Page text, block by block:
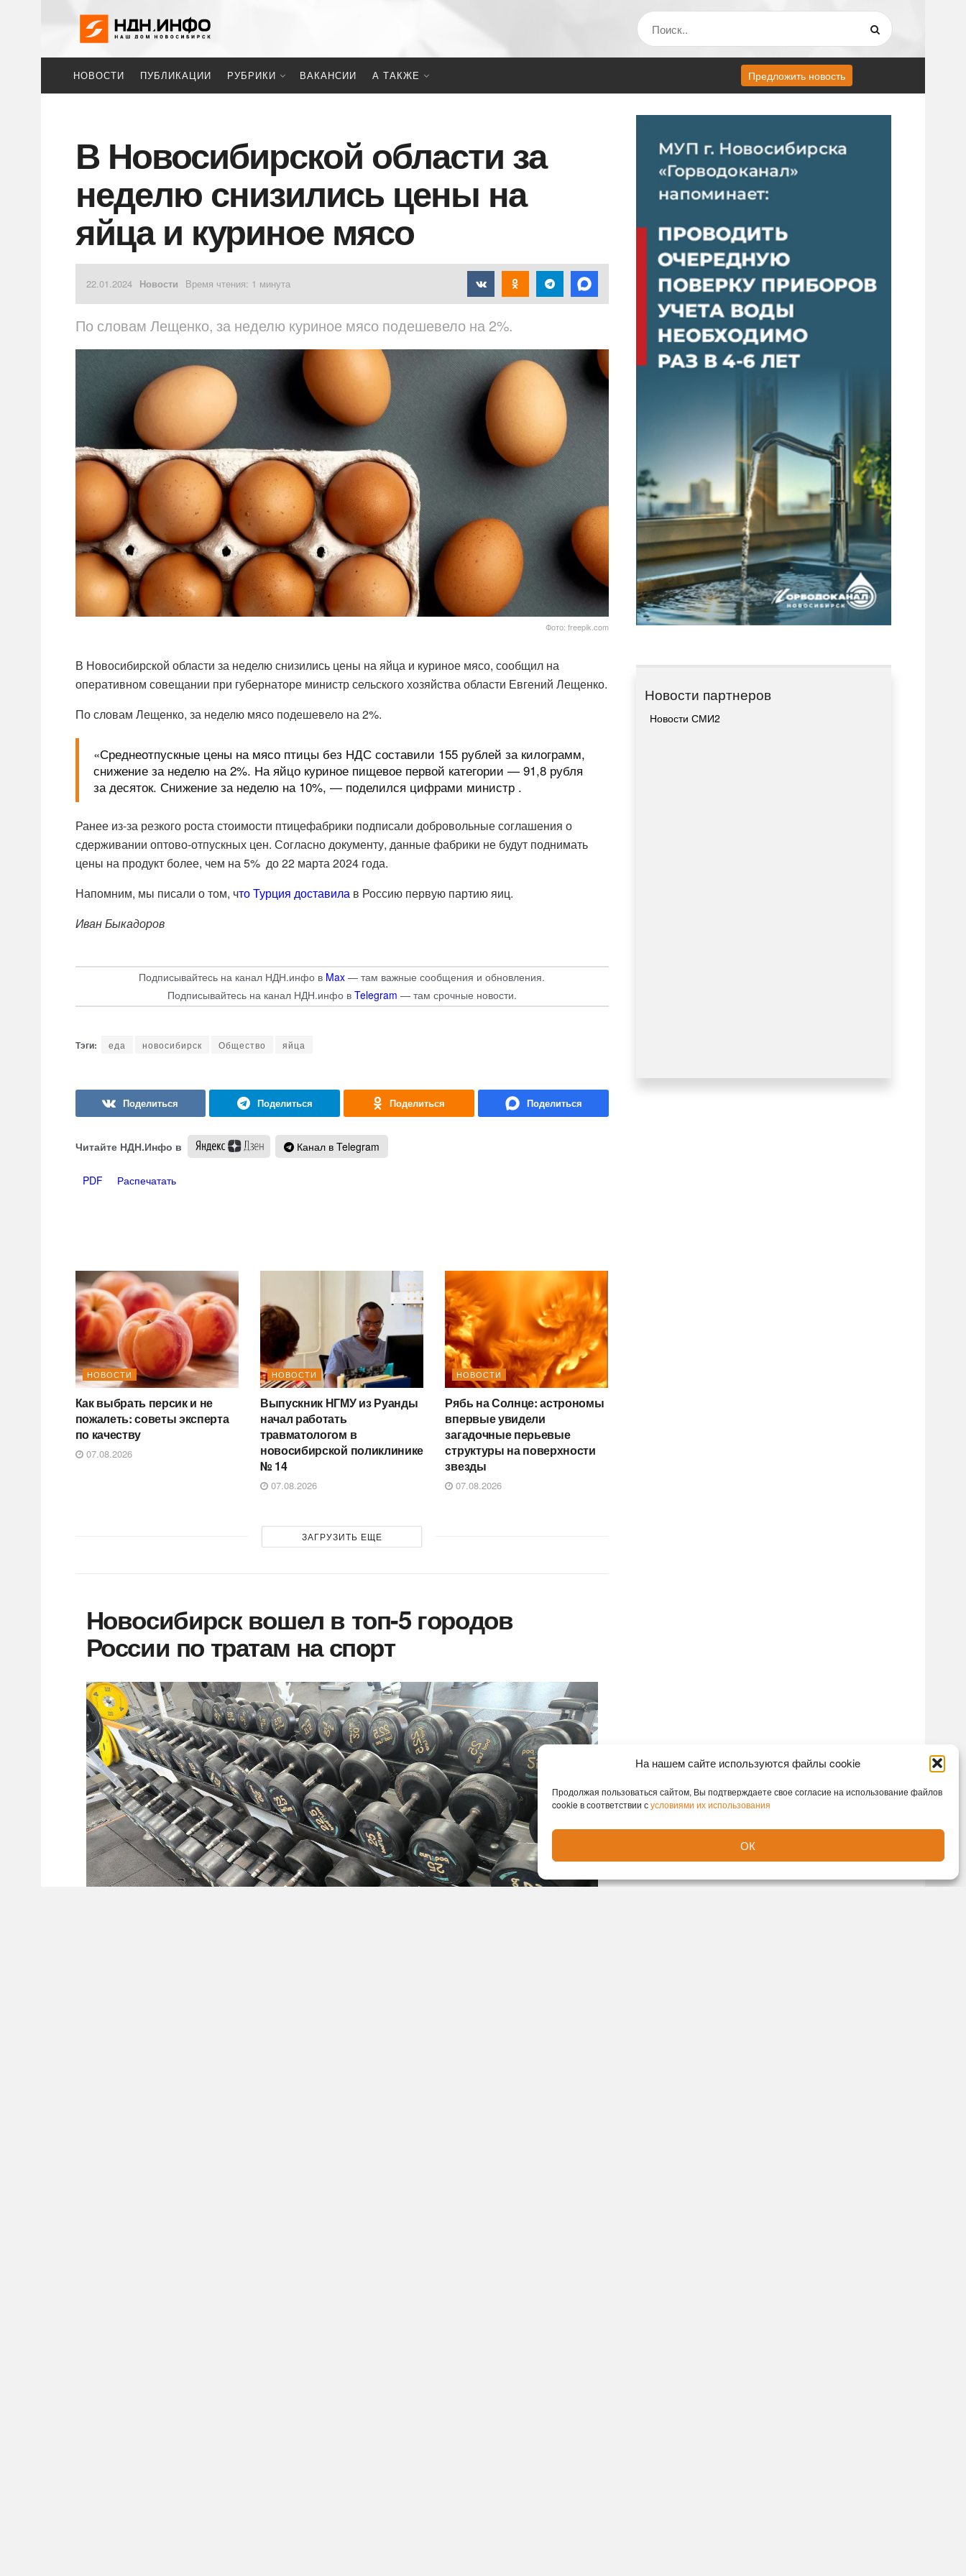
На нашем сайте используются файлы cookie
Продолжая пользоваться сайтом, Вы подтверждаете свое согласие на использование файлов
cookie в соответствии сусловиями их использования
ОК
НОВОСТИ ПУБЛИКАЦИИ РУБРИКИ ВАКАНСИИ А ТАКЖЕ Предложить новость
В Новосибирской области за
неделю снизились цены на
яйца и куриное мясо
22.01.2024 Новости Время чтения: 1 минута
По словам Лещенко, за неделю куриное мясо подешевело на 2%.
Фото: freepik.com
В Новосибирской области за неделю снизились цены на яйца и куриное мясо, сообщил на
оперативном совещании при губернаторе министр сельского хозяйства области Евгений Лещенко.
По словам Лещенко, за неделю мясо подешевело на 2%.
«Среднеотпускные цены на мясо птицы без НДС составили 155 рублей за килограмм,
снижение за неделю на 2%. На яйцо куриное пищевое первой категории — 91,8 рубля
за десяток. Снижение за неделю на 10%, — поделился цифрами министр .
Ранее из-за резкого роста стоимости птицефабрики подписали добровольные соглашения о
сдерживании оптово-отпускных цен. Согласно документу, данные фабрики не будут поднимать
цены на продукт более, чем на 5% до 22 марта 2024 года.
Напомним, мы писали о том, что Турция доставилав Россию первую партию яиц.
Иван Быкадоров
Подписывайтесь на канал НДН.инфо в Max — там важные сообщения и обновления.
Подписывайтесь на канал НДН.инфо в Telegram — там срочные новости.
еда новосибирск Общество яйца
Читайте НДН.Инфо в Канал в Telegram
PDF Распечатать
НОВОСТИ
Как выбрать персик и не
пожалеть: советы эксперта
по качеству
07.08.2026
НОВОСТИ
Выпускник НГМУ из Руанды
начал работать
травматологом в
новосибирской поликлинике
№ 14
07.08.2026
НОВОСТИ
Рябь на Солнце: астрономы
впервые увидели
загадочные перьевые
структуры на поверхности
звезды
07.08.2026
ЗАГРУЗИТЬ ЕЩЕ
Новосибирск вошел в топ-5 городов
России по тратам на спорт
Новости партнеров
Новости СМИ2